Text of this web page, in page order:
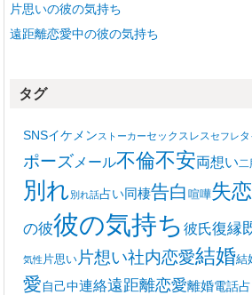
片思いの彼の気持ち
遠距離恋愛中の彼の気持ち
タグ
SNSイケメンストーカーセックスレスセフレ
ポーズ メール不倫不安両想い二
別れ別れ話占い同棲告白 喧嘩失恋
の彼彼の気持ち 彼氏復縁
気性 片思い 片想い社内恋愛結婚結
愛自己中連絡遠距離恋愛離婚電話